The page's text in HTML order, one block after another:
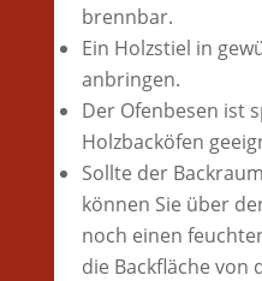
brennbar.
Ein Holzstiel in
anbringen.
Der Ofenbesen ist
Holzbacköfen
Sollte der
können Sie über
noch einen
die Backfläche von